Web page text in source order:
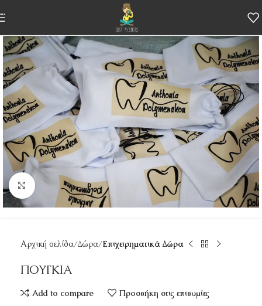
Skip to navigation
Skip to main content
Κάντε κλικ για μεγέθυνση
Αρχική σελίδα Δώρα Επιχειρηματικά Δώρα
ΠΟΥΓΚΙΑ
Add to compare Προσθήκη στις επιθυμίες